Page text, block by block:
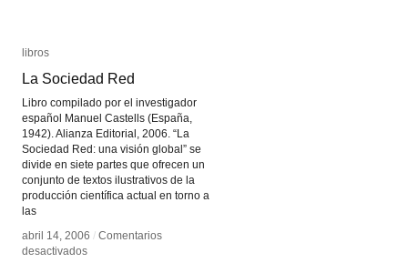
libros
La Sociedad Red
Libro compilado por el investigador
español Manuel Castells (España,
1942). Alianza Editorial, 2006. “La
Sociedad Red: una visión global” se
divide en siete partes que ofrecen un
conjunto de textos ilustrativos de la
producción científica actual en torno a
las
abril 14, 2006 / Comentarios
desactivadosen
libros
La Sociedad Red
abril 14, 2006 / Comentarios
desactivadosen